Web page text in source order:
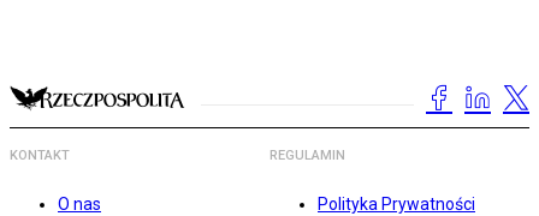
KONTAKT
O nas
REGULAMIN
Polityka Prywatności